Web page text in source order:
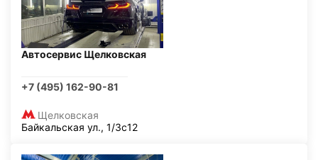
Автосервис Щелковская
+7 (495) 162-90-81
Щелковская
Байкальская ул., 1/3с12